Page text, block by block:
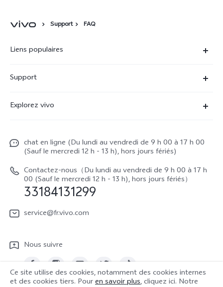
Support FAQ
Liens populaires
V23 5G
Y22s
Y35
Support
Centre de services
Authentification IMEI
Prix des réparations hors garantie
Demande de retour en réparation-ICP
Demande de retour en réparation-SBE
Manuel de l'utilisateur
Mise à jour du système
Journal des mises à jour
Explorez vivo
La vie chez vivo
vivo netiquette
About Us
Centre de confidentialité vivo
chat en ligne (Du lundi au vendredi de 9 h 00 à 17 h 00
(Sauf le mercredi 12 h - 13 h), hors jours fériés)
Contactez-nous（Du lundi au vendredi de 9 h 00 à 17 h
00 (Sauf le mercredi 12 h - 13 h), hors jours fériés）
33184131299
service@fr.vivo.com
Nous suivre
Ce site utilise des cookies, notamment des cookies internes
et des cookies tiers. Pouren savoir plus, cliquez ici. Notre